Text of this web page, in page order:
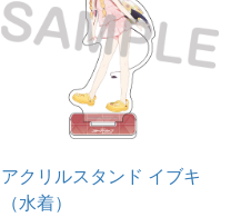
アクリルスタンド イブキ
（水着）